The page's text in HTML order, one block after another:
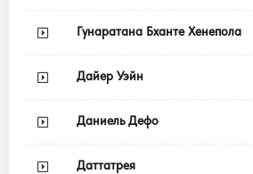
Гунаратана Бханте Хенепола
Дайер Уэйн
Даниель Дефо
Даттатрея